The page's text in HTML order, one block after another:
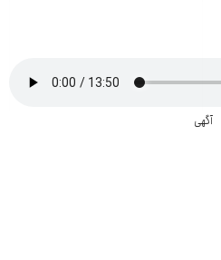
آگهی